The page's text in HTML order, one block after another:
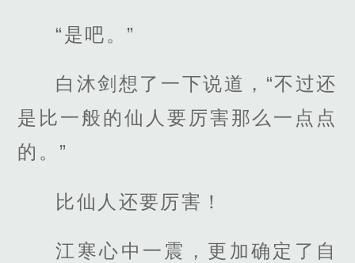
“是吧。”
白沐剑想了一下说道，“不过还
是比一般的仙人要厉害那么一点点
的。”
比仙人还要厉害！
江寒心中一震，更加确定了自